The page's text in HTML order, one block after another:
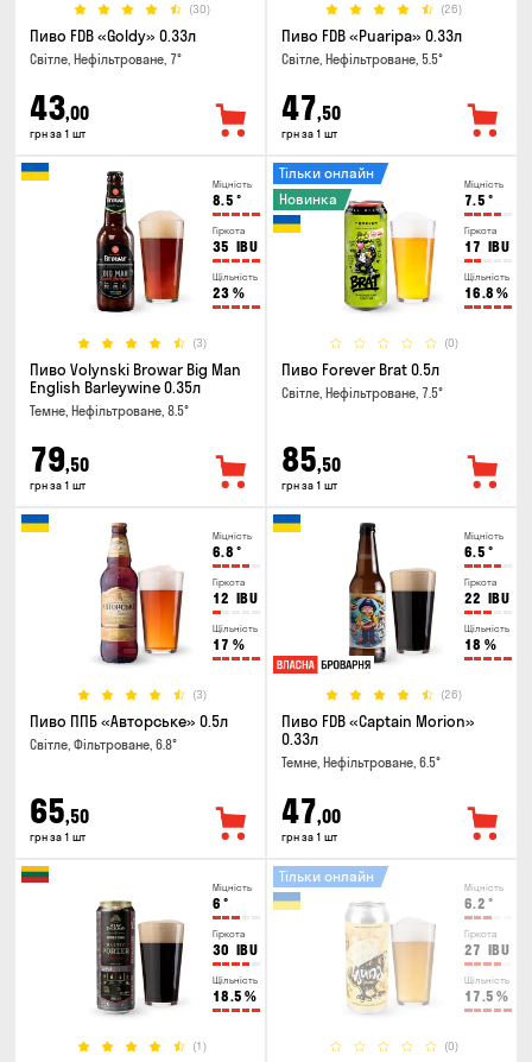
(30)
Пиво FDB «Goldy» 0.33л
Світле, Нефільтроване, 7°
43,00
грн за 1 шт
(26)
Пиво FDB «Puaripa» 0.33л
Світле, Нефільтроване, 5.5°
47,50
грн за 1 шт
Міцність
8.5 °
Гіркота
35 IBU
Щільність
23 %
(3)
Пиво Volynski Browar Big Man
English Barleywine 0.35л
Темне, Нефільтроване, 8.5°
79,50
грн за 1 шт
Міцність
7.5 °
Гіркота
17 IBU
Щільність
16.8 %
(0)
Тільки онлайн
Новинка
Пиво Forever Brat 0.5л
Світле, Нефільтроване, 7.5°
85,50
грн за 1 шт
Міцність
6.8 °
Гіркота
12 IBU
Щільність
17 %
(3)
Пиво ППБ «Авторське» 0.5л
Світле, Фільтроване, 6.8°
65,50
грн за 1 шт
Міцність
6.5 °
Гіркота
22 IBU
Щільність
18 %
(26)
Пиво FDB «Captain Morion»
0.33л
Темне, Нефільтроване, 6.5°
47,00
грн за 1 шт
Міцність
6 °
Гіркота
30 IBU
Щільність
18.5 %
(1)
Міцність
6.2 °
Гіркота
27 IBU
Щільність
17.5 %
(0)
Тільки онлайн